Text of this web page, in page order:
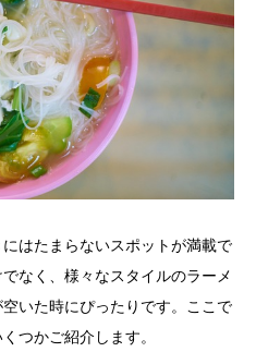
はたまらないスポットが満載で
なく、様々なスタイルのラーメ
いた時にぴったりです。ここで
つかご紹介します。